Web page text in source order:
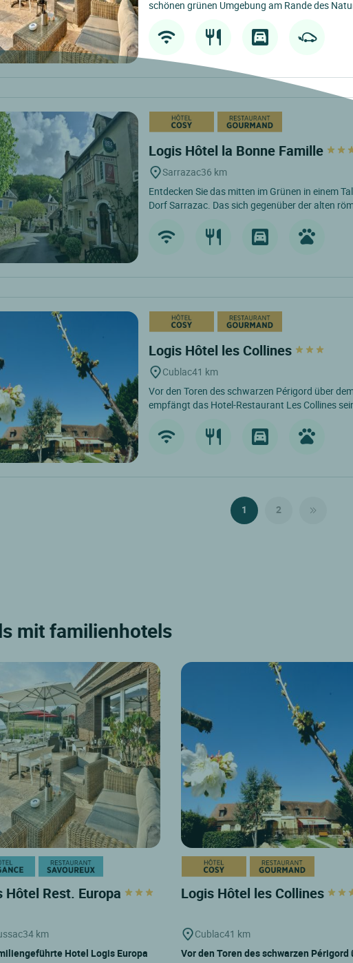
schönen grünen Umgebung am Rande des
Logis Hôtel la Bonne Famille
Sarrazac36 km
Entdecken Sie das mitten im Grünen in einem
Dorf Sarrazac. Das sich gegenüber der alten
Logis Hôtel les Collines
Cublac41 km
Vor den Toren des schwarzen Périgord über
empfängt das Hotel-Restaurant Les Collines
1 2
mit familienhotels
Hôtel Rest. Europa
34 km
Hotel Logis Europa
Logis Hôtel les Collines
Cublac41 km
Vor den Toren des schwarzen Périgord